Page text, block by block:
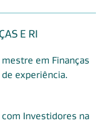
E RI
mestre em Finanças
de experiência.
Investidores na